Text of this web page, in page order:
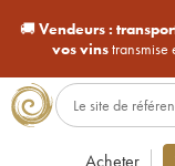
🚚Vendeurs :
vos vins
Acheter